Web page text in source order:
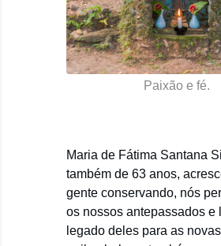
Paixão e fé.
Maria de Fátima Santana
também de 63 anos,
gente conservando, nós
os nossos antepassados e
legado deles para as